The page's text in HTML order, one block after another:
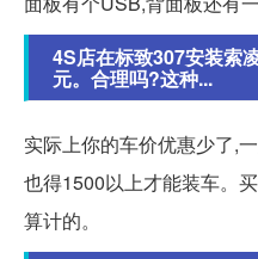
4S店在标致307安装索
元。合理吗?这种...
实际上你的车价优惠少了,
也得1500以上才能装车。
算计的。